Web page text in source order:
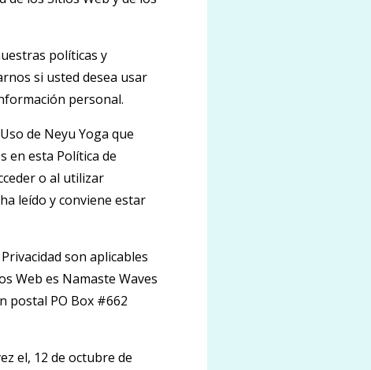
políticas y
si usted desea usar
personal.
de Neyu Yoga que
en esta Política de
o al utilizar
leído y conviene estar
son aplicables
Web es Namaste Waves
postal PO Box #662
el, 12 de octubre de